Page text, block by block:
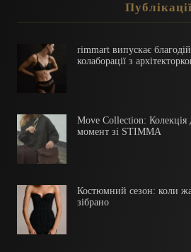
Публікації
rimmart випускає
колаборації з
Move Collection: Колекція
момент зі STIMMA
Костюмний сезон: коли
зібрано